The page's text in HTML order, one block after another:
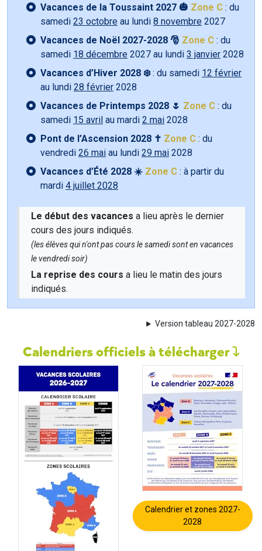
Vacances de la Toussaint 2027 🎃 Zone C : du
samedi 23 octobre au lundi 8 novembre 2027
Vacances de Noël 2027-2028 🎅 Zone C : du
samedi 18 décembre 2027 au lundi 3 janvier 2028
Vacances d’Hiver 2028 ❄️: du samedi 12 février
au lundi 28 février 2028
Vacances de Printemps 2028 🌷 Zone C : du
samedi 15 avril au mardi 2 mai 2028
Pont de l’Ascension 2028 ✝️ Zone C : du
vendredi 26 mai au lundi 29 mai 2028
Vacances d’Été 2028 ☀️ Zone C : à partir du
mardi 4 juillet 2028
Le début des vacances a lieu après le dernier
cours des jours indiqués.
(les élèves qui n'ont pas cours le samedi sont en vacances
le vendredi soir)
La reprise des cours a lieu le matin des jours
indiqués.
Version tableau 2027-2028
Calendriers officiels à télécharger
Calendrier et zones 2027-
2028